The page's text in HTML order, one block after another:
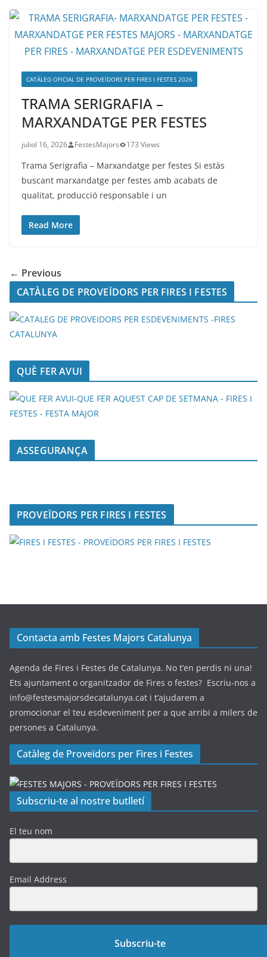
CATÀLEG OFICIAL DE PROVEÏDORS PER FIRES I FESTES 2026
TRAMA SERIGRAFIA –
MARXANDATGE PER FESTES
juliol 16, 2026 FestesMajors 173 Views
Trama Serigrafia – Marxandatge per festes Si estàs
buscant marxandatge per festes amb acabats de
qualitat, producció responsable i un
Read More
← Previous
CATÀLEG DE PROVEÏDORS PER FIRES I FESTES
QUÈ FER AVUI
ASSEGURANÇA
PROVEÏDORS PER FIRES I FESTES
Contacta amb Festes Majors Catalunya
Agenda de Fires i Festes de Catalunya. No t’en perdis ni una!
Ets ajuntament o organitzador de Fires o festes? Escriu-nos a
info@festesmajorsdecatalunya.cat i t’ajudarem a
promocionar el teu esdeveniment per a que arribi a milers de
persones a Catalunya.
Catàleg de Proveïdors per Fires i Festes
Subscriu-te al nostre butlletí
El teu nom
Email Address
Subscriu-te